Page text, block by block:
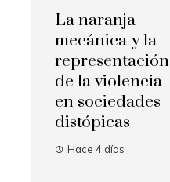
La naranja
mecánica y la
representación
de la violencia
en sociedades
distópicas
Hace 4 días